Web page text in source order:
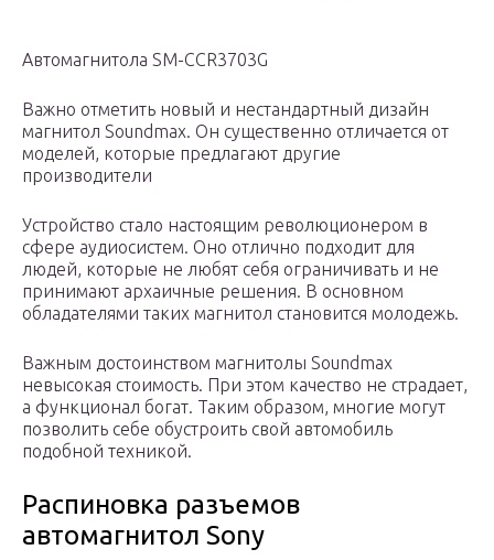
Автомагнитола SM-CCR3703G
Важно отметить новый и нестандартный дизайн
магнитол Soundmax. Он существенно отличается от
моделей, которые предлагают другие
производители
Устройство стало настоящим революционером в
сфере аудиосистем. Оно отлично подходит для
людей, которые не любят себя ограничивать и не
принимают архаичные решения. В основном
обладателями таких магнитол становится молодежь.
Важным достоинством магнитолы Soundmax
невысокая стоимость. При этом качество не страдает,
а функционал богат. Таким образом, многие могут
позволить себе обустроить свой автомобиль
подобной техникой.
Распиновка разъемов
автомагнитол Sony